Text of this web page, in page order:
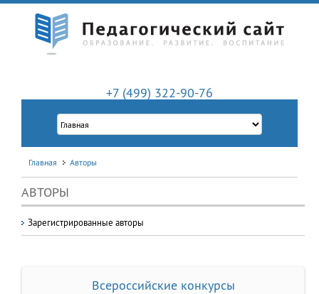
+7 (499) 322-90-76
Главная Авторы
АВТОРЫ
Зарегистрированные авторы
Всероссийские конкурсы